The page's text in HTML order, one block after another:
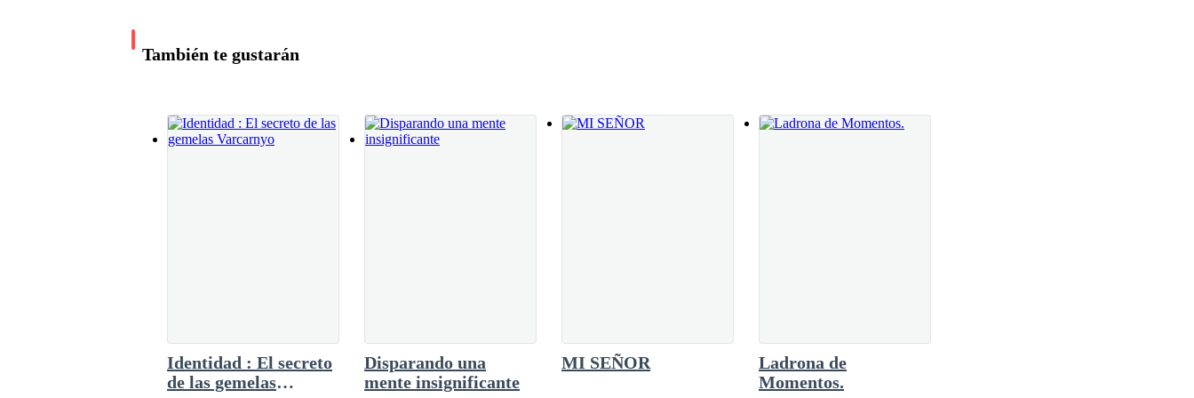
cansancio y ansiedad me invadía últimamente día tras día como si estuviera atrapado en un bucle.
de la noche.
Mis ojos se cerraron un segundo, reflexionando sobre la suerte que me había tocado.
mente volvía una y otra vez al tren de la medianoche, al encuentro con Paulette y a la forma
antes había sido real, el olor a café rancio y el reflejo de mi rostro pálido en el monitor me
También te gustarán
Identidad : El secreto
de las gemelas
Disparando una
mente insignificante
MI SEÑOR
Ladrona de
Momentos.